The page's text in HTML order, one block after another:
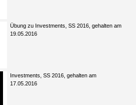
Übung zu Investments, SS 2016, gehalten am
19.05.2016
Investments, SS 2016, gehalten am
17.05.2016